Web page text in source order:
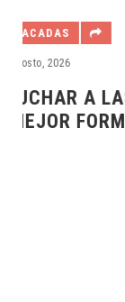
DESTACADAS
4 agosto, 2026
FERIAS